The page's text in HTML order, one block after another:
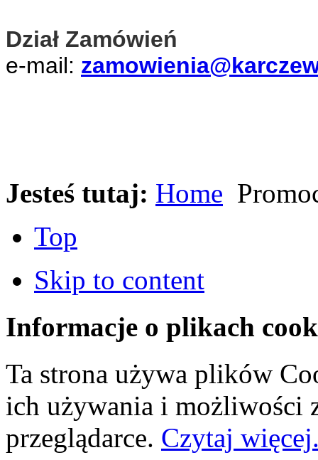
Dział Zamówień
e-mail:
Jesteś tutaj: Home
Top
Skip to content
Informacje o plikach
Ta strona używa plików
ich używania i możliwości
przeglądarce. Czytaj